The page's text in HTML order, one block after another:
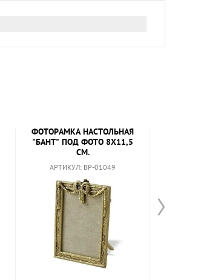
ФОТОРАМКА НАСТОЛЬНАЯ
"БАНТ" ПОД ФОТО 8X11,5
СМ.
АРТИКУЛ: BP-01049